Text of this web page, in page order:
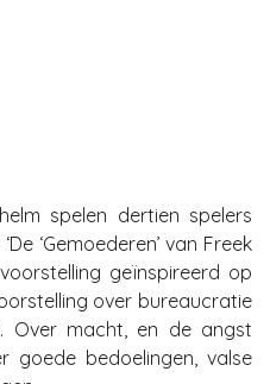
spelen dertien spelers
‘Gemoederen’ van Freek
geïnspireerd op
over bureaucratie
Over macht, en de angst
goede bedoelingen, valse